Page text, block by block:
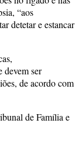
“aos
detetar e estancar
devem ser
de acordo com
de Família e